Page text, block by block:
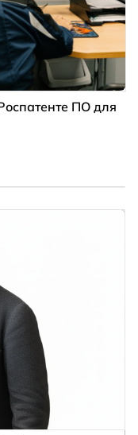
ПО для